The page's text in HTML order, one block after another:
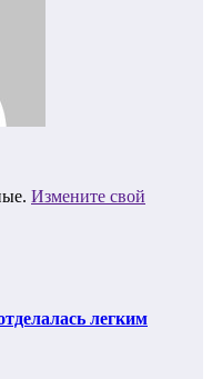
Измените свой
легким